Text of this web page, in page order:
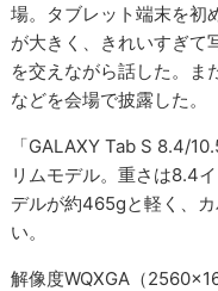
場。タブレット端末を初
が大きく、きれいすぎて
を交えながら話した。ま
などを会場で披露した。
「GALAXY Tab S 8.4/
リムモデル。重さは8.4
デルが約465gと軽く、
い。
解像度WQXGA（